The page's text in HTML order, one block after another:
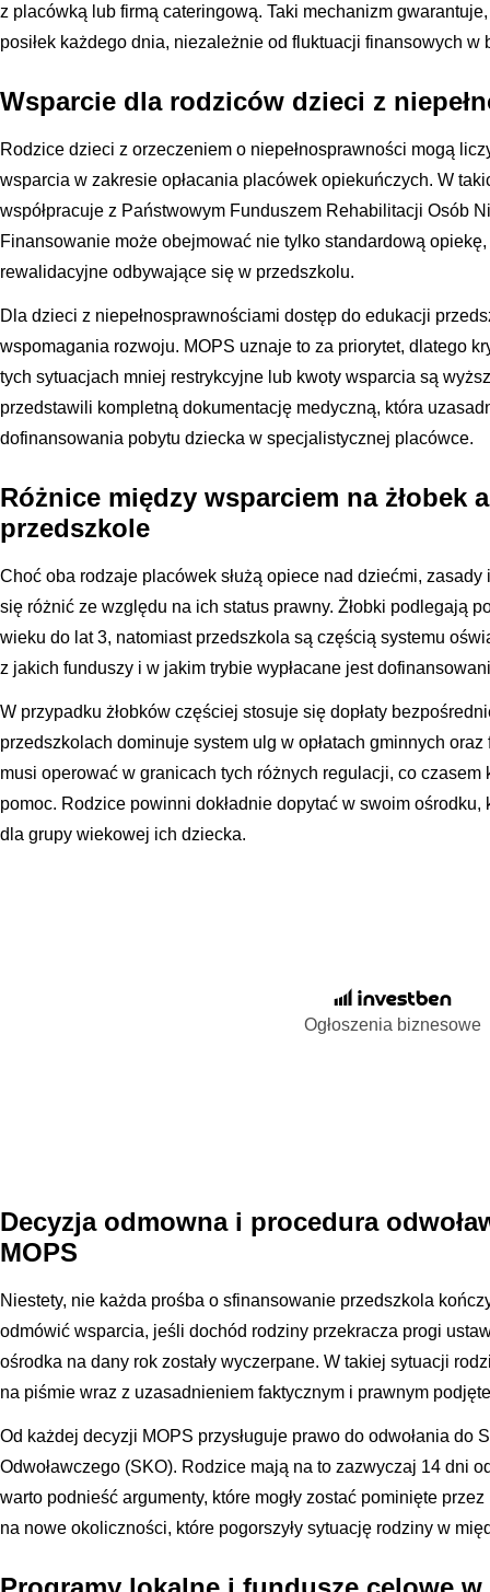
z placówką lub firmą cateringową. Taki mechanizm
posiłek każdego dnia, niezależnie od fluktuacji finansowych w
Wsparcie dla rodziców dzieci z
Rodzice dzieci z orzeczeniem o niepełnosprawności mogą
wsparcia w zakresie opłacania placówek opiekuńczych. W
współpracuje z Państwowym Funduszem Rehabilitacji Osób
Finansowanie może obejmować nie tylko standardową
rewalidacyjne odbywające się w przedszkolu.
Dla dzieci z niepełnosprawnościami dostęp do edukacji
wspomagania rozwoju. MOPS uznaje to za priorytet, dlatego
tych sytuacjach mniej restrykcyjne lub kwoty wsparcia są
przedstawili kompletną dokumentację medyczną, która
dofinansowania pobytu dziecka w specjalistycznej placówce.
Różnice między wsparciem na żłobek
przedszkole
Choć oba rodzaje placówek służą opiece nad dziećmi,
się różnić ze względu na ich status prawny. Żłobki podlegają
wieku do lat 3, natomiast przedszkola są częścią systemu
z jakich funduszy i w jakim trybie wypłacane jest
W przypadku żłobków częściej stosuje się dopłaty
przedszkolach dominuje system ulg w opłatach gminnych
musi operować w granicach tych różnych regulacji, co
pomoc. Rodzice powinni dokładnie dopytać w swoim ośrodku,
dla grupy wiekowej ich dziecka.
Ogłoszenia biznesowe
Decyzja odmowna i procedura
MOPS
Niestety, nie każda prośba o sfinansowanie przedszkola
odmówić wsparcia, jeśli dochód rodziny przekracza progi
ośrodka na dany rok zostały wyczerpane. W takiej sytuacji
na piśmie wraz z uzasadnieniem faktycznym i prawnym
Od każdej decyzji MOPS przysługuje prawo do odwołania do
Odwoławczego (SKO). Rodzice mają na to zazwyczaj 14 dni
warto podnieść argumenty, które mogły zostać pominięte
na nowe okoliczności, które pogorszyły sytuację rodziny w